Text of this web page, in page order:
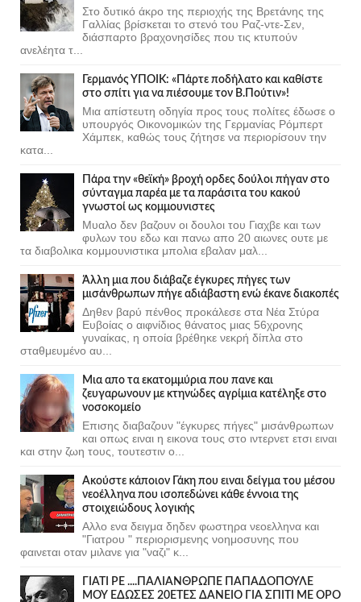
Στο δυτικό άκρο της περιοχής της Βρετάνης της
Γαλλίας βρίσκεται το στενό του Ραζ-ντε-Σεν,
διάσπαρτο βραχονησίδες που τις κτυπούν
ανελέητα τ...
Γερμανός ΥΠΟΙΚ: «Πάρτε ποδήλατο και καθίστε
στο σπίτι για να πιέσουμε τον Β.Πούτιν»!
Μια απίστευτη οδηγία προς τους πολίτες έδωσε ο
υπουργός Οικονομικών της Γερμανίας Ρόμπερτ
Χάμπεκ, καθώς τους ζήτησε να περιορίσουν την
κατα...
Πάρα την «θεϊκή» βροχή ορδες δούλοι πήγαν στο
σύνταγμα παρέα με τα παράσιτα του κακού
γνωστοί ως κομμουνιστες
Μυαλο δεν βαζουν οι δουλοι του Γιαχβε και των
φυλων του εδω και πανω απο 20 αιωνες ουτε με
τα διαβολικα κομμουνιστικα μπολια εβαλαν μαλ...
Άλλη μια που διάβαζε έγκυρες πήγες των
μισάνθρωπων πήγε αδιάβαστη ενώ έκανε διακοπές
Δηθεν βαρύ πένθος προκάλεσε στα Νέα Στύρα
Ευβοίας ο αιφνίδιος θάνατος μιας 56χρονης
γυναίκας, η οποία βρέθηκε νεκρή δίπλα στο
σταθμευμένο αυ...
Μια απο τα εκατομμύρια που πανε και
ζευγαρωνουν με κτηνώδες αγρίμια κατέληξε στο
νοσοκομείο
Επισης διαβαζουν "έγκυρες πήγες" μισάνθρωπων
και οπως ειναι η εικονα τους στο ιντερνετ ετσι ειναι
και στην ζωη τους, τουτεστιν ο...
Ακούστε κάποιον Γάκη που ειναι δείγμα του μέσου
νεοέλληνα που ισοπεδώνει κάθε έννοια της
στοιχειώδους λογικής
Αλλο ενα δειγμα δηδεν φωστηρα νεοελληνα και
"Γιατρου " περιορισμενης νοημοσυνης που
φαινεται οταν μιλανε για "ναζι" κ...
ΓΙΑΤΙ ΡΕ ....ΠΑΛΙΑΝΘΡΩΠΕ ΠΑΠΑΔΟΠΟΥΛΕ
ΜΟΥ ΕΔΩΣΕΣ 20ΕΤΕΣ ΔΑΝΕΙΟ ΓΙΑ ΣΠΙΤΙ ΜΕ ΟΡΟ